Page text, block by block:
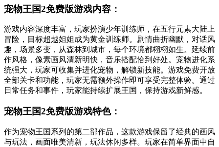
宠物王国2免费版游戏内容：
游戏内容深度丰富，玩家扮演少年训练师，在五行元素大陆上
冒险，目标超越姐姐成为黄金训练师。剧情曲折幽默，对话风
趣，场景多变，从森林到城市，每个环境都栩栩如生。延续前
作风格，像素画风清新明快，音乐搭配恰到好处。宠物进化系
统强大，玩家可收集并进化宠物，解锁新技能。游戏免费开放
全部关卡和功能，玩家无需额外操作即可享受完整体验。通过
日常任务和事件，玩家能持续扩展王国，保持游戏新鲜感。
宠物王国2免费版游戏特色：
作为宠物王国系列的第二部作品，这款游戏保留了经典的画风
与玩法，画面唯美清新，玩法休闲多样。玩家在简单界面中自